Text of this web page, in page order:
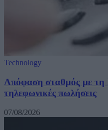
Technology
Απόφαση σταθμός με τη
τηλεφωνικές πωλήσεις
07/08/2026